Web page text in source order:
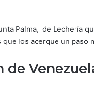
Palma, de Lechería
que los acerque un paso